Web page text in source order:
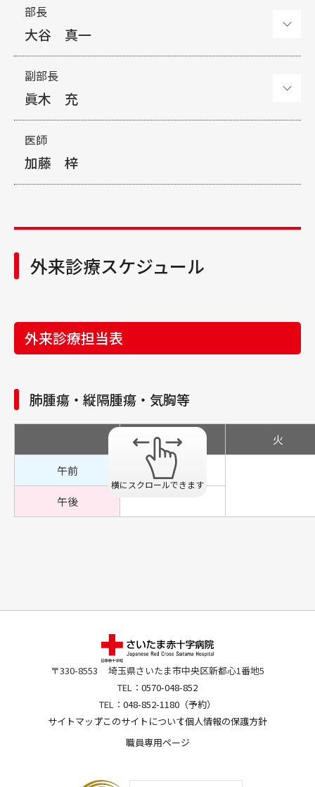
部長
大谷 真一
所属学会 ・資格取得状況
日本外科学会 外科専門医 / 指導医
日本呼吸器学会 呼吸器専門医 / 指導医
日本呼吸器外科学会 評議員
日本呼吸器内視鏡学会 気管支鏡専門医 / 指導医
日本呼吸器内視鏡学会 評議員
胸腔鏡安全技術認定医
日本がん治療認定医機構 がん治療認定医
副部長
眞木 充
専門領域
呼吸器外科全般
日本外科学会 外科専門医
日本呼吸器学会 呼吸器専門医
日本呼吸器内視鏡学会 気管支鏡専門医 / 指導医
胸腔鏡安全技術認定医
日本がん治療認定機構 がん治療認定医
日本結核病学会 結核・坑酸菌症認定医
日本呼吸器外科学会 ロボット支援手術プロクター
緩和ケア研修会修了
医師
加藤 梓
外来診療スケジュール
外来診療担当表
肺腫瘍・縦隔腫瘍・気胸等
月 火
午前 加藤 梓
午後
〒330-8553
埼玉県さいたま市中央区新都心1番地5
TEL： 0570-048-852
TEL： 048-852-1180（予約）
サイトマップこのサイトについて個人情報の保護方針
職員専用ページ